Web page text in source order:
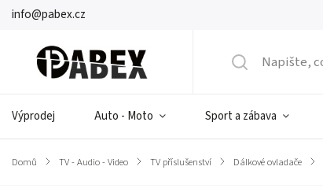
info@pabex.cz
Výprodej Auto - Moto Sport a zábava
Domů / TV - Audio - Video / TV příslušenství / Dálkové ovladače /